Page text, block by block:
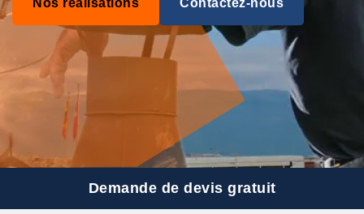
Nos réalisations Contactez-nous
Demande de devis gratuit